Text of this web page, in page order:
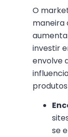
O
maneira
investir
envolve
se